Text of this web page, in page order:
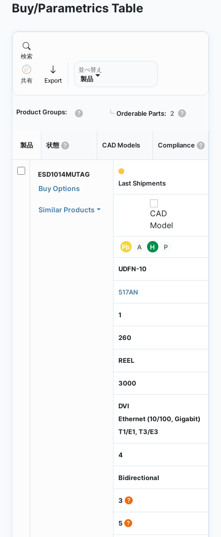
Buy/Parametrics Table
検索
共有 Export
並べ替え
製品
Product Groups: ┗ Orderable Parts: 2
製品 状態 CAD Models Compliance
ESD1014MUTAG
Buy Options
Similar Products
Last Shipments
Pb A H P
UDFN-10
517AN
1
260
REEL
3000
DVI
Ethernet (10/100, Gigabit)
T1/E1, T3/E3
4
Bidirectional
3
5